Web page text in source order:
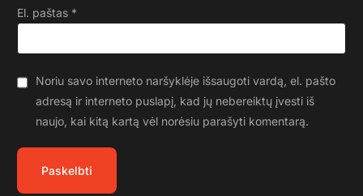
El. paštas *
Noriu savo interneto naršyklėje išsaugoti vardą, el. pašto
adresą ir interneto puslapį, kad jų nebereiktų įvesti iš
naujo, kai kitą kartą vėl norėsiu parašyti komentarą.